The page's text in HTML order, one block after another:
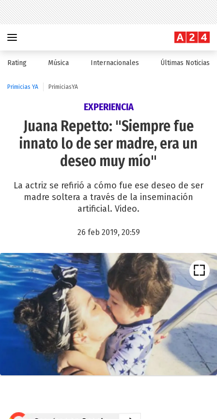
Rating Música Internacionales Últimas Noticias
Primicias YA PrimiciasYA
EXPERIENCIA
Juana Repetto: "Siempre fue
innato lo de ser madre, era un
deseo muy mío"
La actriz se refirió a cómo fue ese deseo de ser
madre soltera a través de la inseminación
artificial. Video.
26 feb 2019, 20:59